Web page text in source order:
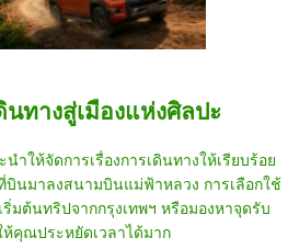
นทางสู่เมืองแห่งศิลปะ
ำให้จัดการเรื่องการเดินทางให้เรียบร้อย
บินมาลงสนามบินแม่ฟ้าหลวง การเลือกใช้
มต้นทริปจากกรุงเทพฯ หรือมองหาจุดรับ
คุณประหยัดเวลาได้มาก